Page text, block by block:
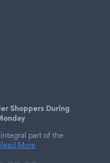
Shoppers During
part of the
More